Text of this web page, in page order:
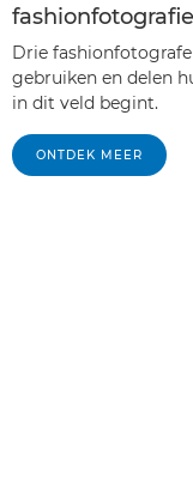
fashionfotografie
Drie
gebruiken en delen
in dit veld begint.
ONTDEK MEER